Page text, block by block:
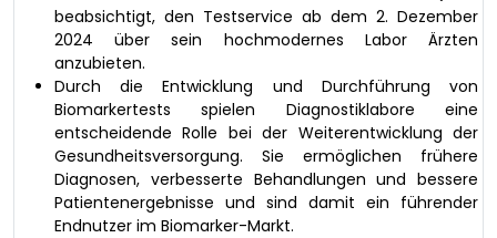
beabsichtigt, den Testservice ab dem 2. Dezember
2024 über sein hochmodernes Labor Ärzten
anzubieten.
Durch die Entwicklung und Durchführung von
Biomarkertests spielen Diagnostiklabore eine
entscheidende Rolle bei der Weiterentwicklung der
Gesundheitsversorgung. Sie ermöglichen frühere
Diagnosen, verbesserte Behandlungen und bessere
Patientenergebnisse und sind damit ein führender
Endnutzer im Biomarker-Markt.